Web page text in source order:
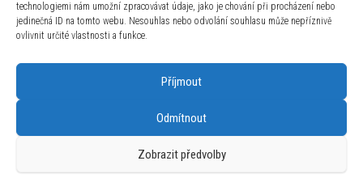
technologiemi nám umožní zpracovávat údaje, jako je chování při procházení nebo
jedinečná ID na tomto webu. Nesouhlas nebo odvolání souhlasu může nepříznivě
ovlivnit určité vlastnosti a funkce.
Příjmout
Odmítnout
Zobrazit předvolby
Hot Diamonds Třpytivé stříbrné náušnice
Emozioni Acqua Amore EE038
s.r.o. Chodovská 228/3 Praha 4 IČ: 26454424